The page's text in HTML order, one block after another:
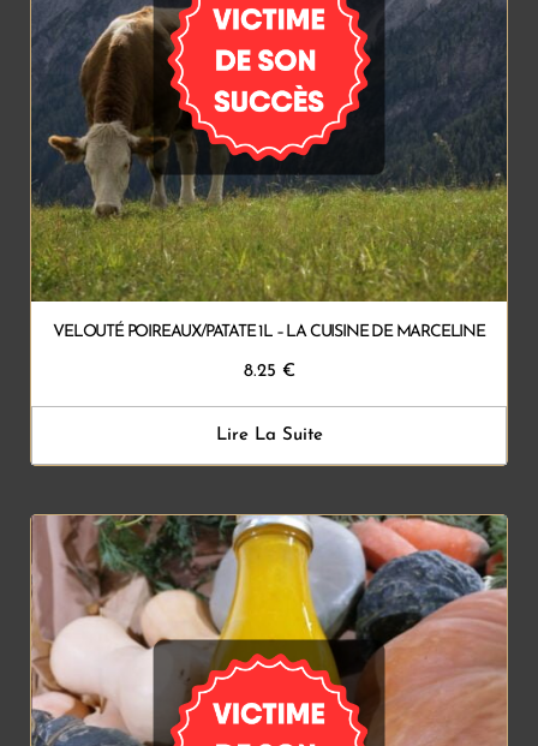
VELOUTÉ POIREAUX/PATATE 1L – LA CUISINE DE MARCELINE
8.25 €
Lire La Suite